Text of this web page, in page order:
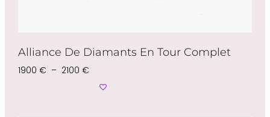
Alliance De Diamants En Tour Complet
1900 € – 2100 €